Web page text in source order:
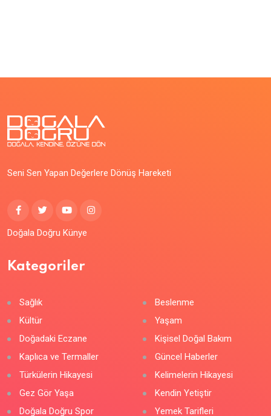
Seni Sen Yapan Değerlere Dönüş Hareketi
Doğala Doğru Künye
Kategoriler
Sağlık
Beslenme
Kültür
Yaşam
Doğadaki Eczane
Kişisel Doğal Bakım
Kaplıca ve Termaller
Güncel Haberler
Türkülerin Hikayesi
Kelimelerin Hikayesi
Gez Gör Yaşa
Kendin Yetiştir
Doğala Doğru Spor
Yemek Tarifleri